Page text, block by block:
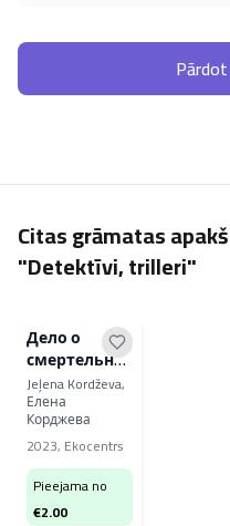
Citas grāmatas
"Detektīvi, trilleri"
Дело о
смертельной
ненависти
Jeļena Kordževa,
Елена
Корджева
2023, Ekocentrs
Pieejama no
€2.00